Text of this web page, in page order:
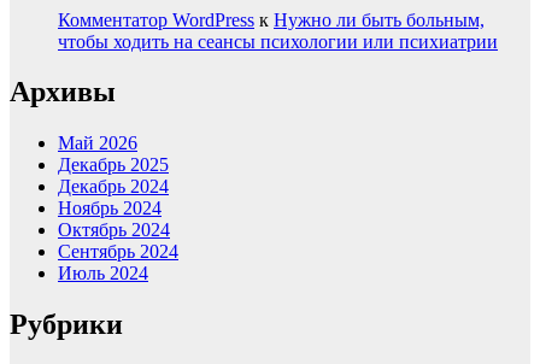
Комментатор WordPress к Нужно ли быть больным,
чтобы ходить на сеансы психологии или психиатрии
Архивы
Май 2026
Декабрь 2025
Декабрь 2024
Ноябрь 2024
Октябрь 2024
Сентябрь 2024
Июль 2024
Рубрики